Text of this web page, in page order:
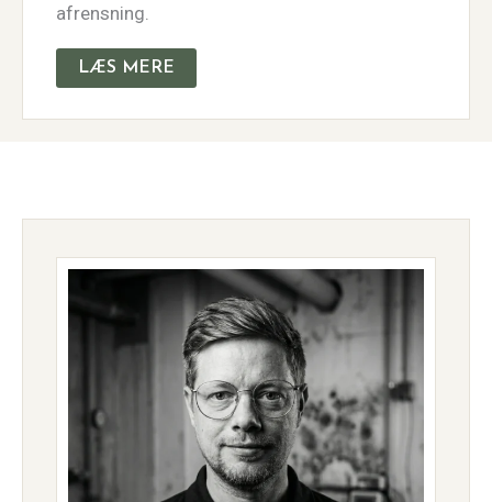
afrensning.
LÆS MERE